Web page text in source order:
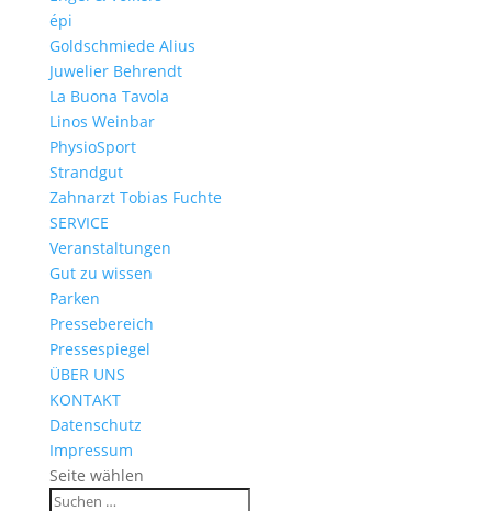
épi
Goldschmiede Alius
Juwelier Behrendt
La Buona Tavola
Linos Weinbar
PhysioSport
Strandgut
Zahnarzt Tobias Fuchte
SERVICE
Veranstaltungen
Gut zu wissen
Parken
Pressebereich
Pressespiegel
ÜBER UNS
KONTAKT
Datenschutz
Impressum
Seite wählen